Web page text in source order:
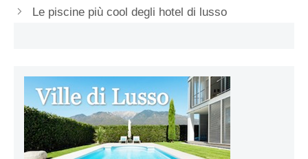
Le piscine più cool degli hotel di lusso